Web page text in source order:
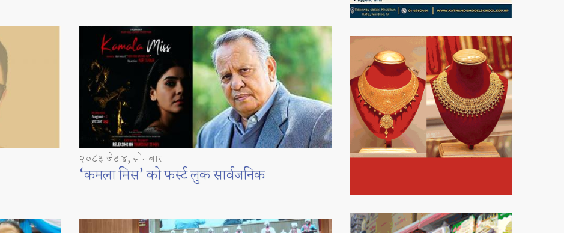
२०८३ जेठ ४, सोमबार
‘कमला मिस’ को फर्स्ट लुक सार्वजनिक